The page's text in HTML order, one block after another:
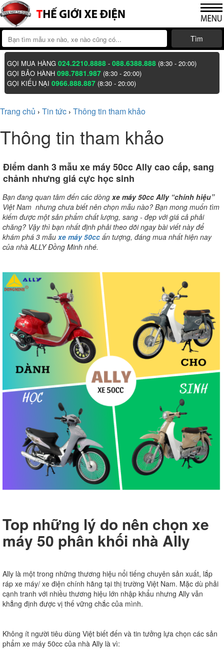
Tìm
GỌI MUA HÀNG024.2210.8888 -088.6388.888 (8:30 - 20:00)
GỌI BẢO HÀNH098.7881.987 (8:30 - 20:00)
GỌI KIẾU NẠI0966.888.887 (8:30 - 20:00)
Trang chủ › Tin tức › Thông tin tham khảo
Thông tin tham khảo
Điểm danh 3 mẫu xe máy 50cc Ally cao cấp, sang
chảnh nhưng giá cực học sinh
Bạn đang quan tâm đến các dòng xe máy 50cc Ally “chính hiệu”
Việt Nam nhưng chưa biết nên chọn mẫu nào? Bạn mong muốn tìm
kiếm được một sản phẩm chất lượng, sang - đẹp với giá cả phải
chăng? Vậy thì bạn nhất định phải theo dõi ngay bài viết này để
khám phá 3 mẫu xe máy 50cc ấn tượng, đáng mua nhất hiện nay
của nhà ALLY Đồng Minh nhé.
Top những lý do nên chọn xe
máy 50 phân khối nhà Ally
Ally là một trong những thương hiệu nổi tiếng chuyên sản xuất, lắp
ráp xe máy/ xe điện chính hãng tại thị trường Việt Nam. Mặc dù phải
cạnh tranh với nhiều thương hiệu lớn nhập khẩu nhưng Ally vẫn
khẳng định được vị thế vững chắc của mình.
Không ít người tiêu dùng Việt biết đến và tin tưởng lựa chọn các sản
phẩm xe máy 50cc của nhà Ally là vì: